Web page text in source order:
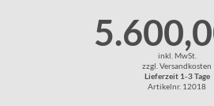
inkl. MwSt.
zzgl. Versandkosten
Lieferzeit 1-3 Tage
Artikelnr. 12018